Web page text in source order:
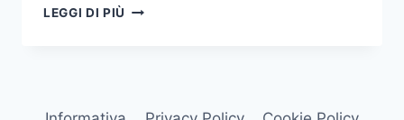
LEGGI DI PIÙ SCOPRIRE